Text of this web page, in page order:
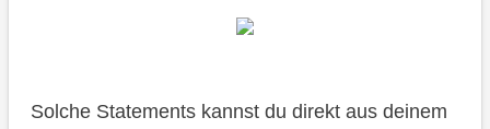
Solche Statements kannst du direkt aus deinem